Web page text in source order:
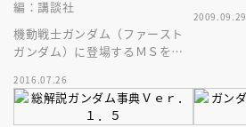
編：講談社
機動戦士ガンダム（ファースト
ガンダム）に登場するＭＳを自
が登場だ！
2016.07.26
2009.09.29